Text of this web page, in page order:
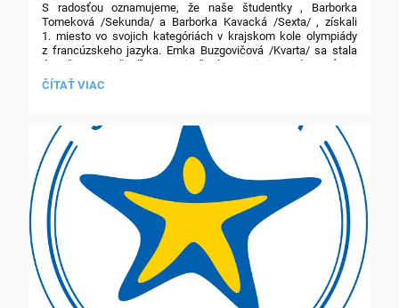
S radosťou oznamujeme, že naše študentky , Barborka
Tomeková /Sekunda/ a Barborka Kavacká /Sexta/ , získali
1. miesto vo svojich kategóriách v krajskom kole olympiády
z francúzskeho jazyka. Emka Buzgovičová /Kvarta/ sa stala
úspešnou riešiteľkou. Dievčatá svojimi vedomosťami,
jazykovými zručnosťami a nasadením výborne reprezentovali
našu školu a víťazky postúpili do celoslovenského kola.
DVOJITÝ
FRANCÚZŠTINE:
ČÍTAŤ VIAC